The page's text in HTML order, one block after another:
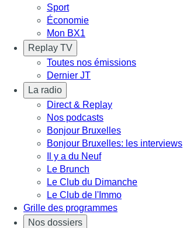
Sport
Économie
Mon BX1
Replay TV
Toutes nos émissions
Dernier JT
La radio
Direct & Replay
Nos podcasts
Bonjour Bruxelles
Bonjour Bruxelles: les interviews
Il y a du Neuf
Le Brunch
Le Club du Dimanche
Le Club de l'Immo
Grille des programmes
Nos dossiers